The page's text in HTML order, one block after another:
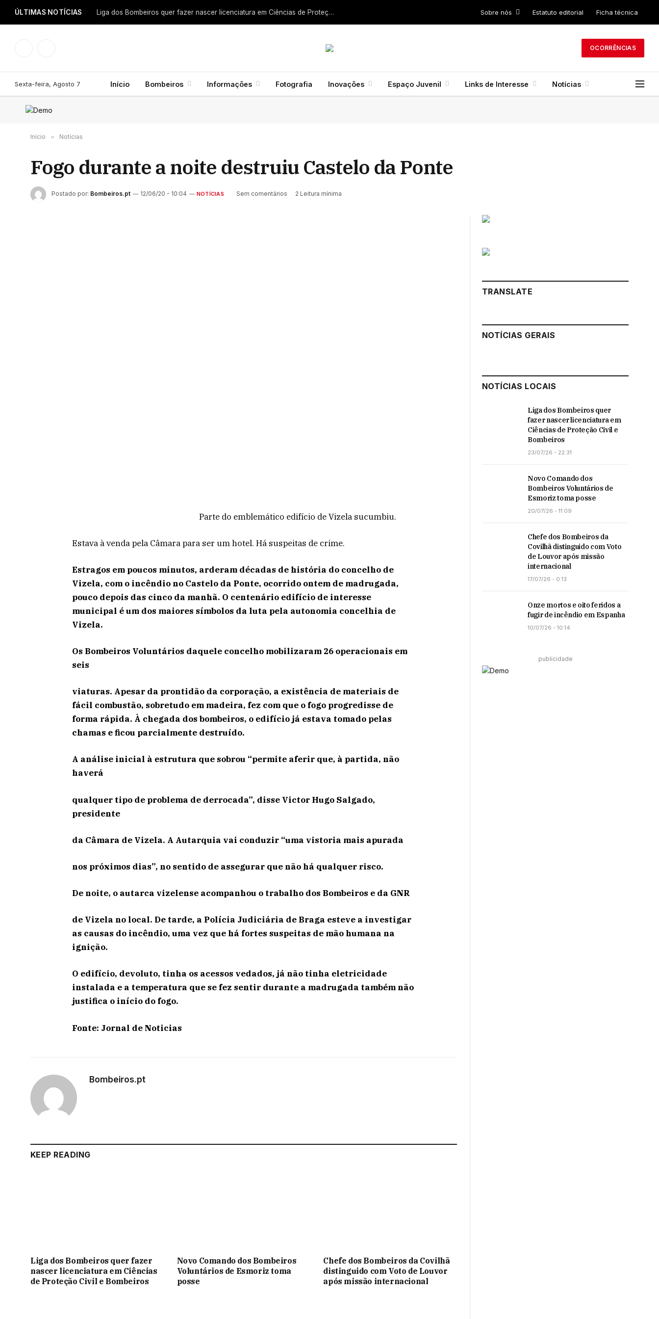
ÚLTIMAS NOTÍCIAS Liga dos Bombeiros quer fazer nascer licenciatura em Ciências de Proteção Civil e Bombeiros Sobre nós Estatuto editorial Ficha técnica
OCORRÊNCIAS
Sexta-feira, Agosto 7 Início Bombeiros Informações Fotografia Inovações Espaço Juvenil Links de Interesse Notícias
Início » Notícias
Fogo durante a noite destruiu Castelo da Ponte
Postado por: Bombeiros.pt 12/06/20 - 10:04 NOTÍCIAS Sem comentários 2 Leitura mínima
Parte do emblemático edifício de Vizela sucumbiu.
Estava à venda pela Câmara para ser um hotel. Há suspeitas de crime.
Estragos em poucos minutos, arderam décadas de história do concelho de
Vizela, com o incêndio no Castelo da Ponte, ocorrido ontem de madrugada,
pouco depois das cinco da manhã. O centenário edifício de interesse
municipal é um dos maiores símbolos da luta pela autonomia concelhia de
Vizela.
Os Bombeiros Voluntários daquele concelho mobilizaram 26 operacionais em
seis
viaturas. Apesar da prontidão da corporação, a existência de materiais de
fácil combustão, sobretudo em madeira, fez com que o fogo progredisse de
forma rápida. À chegada dos bombeiros, o edifício já estava tomado pelas
chamas e ficou parcialmente destruído.
A análise inicial à estrutura que sobrou “permite aferir que, à partida, não
haverá
qualquer tipo de problema de derrocada”, disse Victor Hugo Salgado,
presidente
da Câmara de Vizela. A Autarquia vai conduzir “uma vistoria mais apurada
nos próximos dias”, no sentido de assegurar que não há qualquer risco.
De noite, o autarca vizelense acompanhou o trabalho dos Bombeiros e da GNR
de Vizela no local. De tarde, a Polícia Judiciária de Braga esteve a investigar
as causas do incêndio, uma vez que há fortes suspeitas de mão humana na
ignição.
O edifício, devoluto, tinha os acessos vedados, já não tinha eletricidade
instalada e a temperatura que se fez sentir durante a madrugada também não
justifica o início do fogo.
Fonte: Jornal de Noticias
Bombeiros.pt
KEEP READING
Liga dos Bombeiros quer fazer
nascer licenciatura em Ciências
de Proteção Civil e Bombeiros
Novo Comando dos Bombeiros
Voluntários de Esmoriz toma
posse
Chefe dos Bombeiros da Covilhã
distinguido com Voto de Louvor
após missão internacional
TRANSLATE
NOTÍCIAS GERAIS
NOTÍCIAS LOCAIS
Liga dos Bombeiros quer
fazer nascer licenciatura em
Ciências de Proteção Civil e
Bombeiros
23/07/26 - 22:31
Novo Comando dos
Bombeiros Voluntários de
Esmoriz toma posse
20/07/26 - 11:09
Chefe dos Bombeiros da
Covilhã distinguido com Voto
de Louvor após missão
internacional
17/07/26 - 0:13
Onze mortos e oito feridos a
fugir de incêndio em Espanha
10/07/26 - 10:14
publicidade